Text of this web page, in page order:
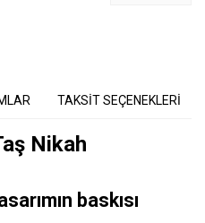
TAKSİT SEÇENEKLERİ
Nikah
baskısı